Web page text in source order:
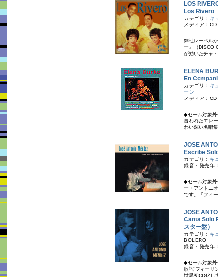
LOS
Los Rivero
カテゴリ： キ
メディア：
弊社レーベル
ー』（DISCO
が効いたチャ
ELENA
En
カテゴリ： キ
ーン
メディア：CD
◆セール対象外
言われたエレ
わい深い名唱
JOSE
Escribe
カテゴリ： キ
録音・発売年
◆セール対象外
ー・アントニ
です。『フィ
JOSE
Canta Solo
スター盤）
カテゴリ： キ
BOLERO
録音・発売年
◆セール対象外
歌謡“フィーリ
世界初CD化し